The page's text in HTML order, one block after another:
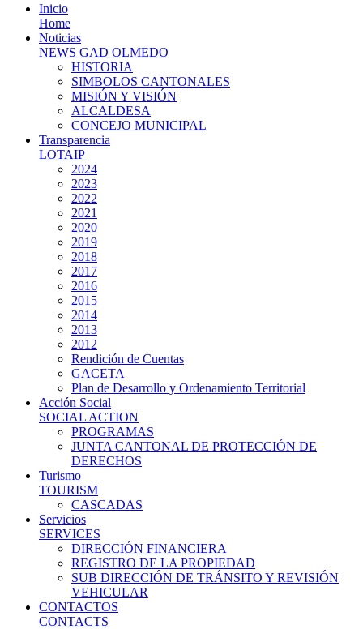
Inicio
Home
Noticias
NEWS GAD OLMEDO
HISTORIA
SIMBOLOS CANTONALES
MISIÓN Y VISIÓN
ALCALDESA
CONCEJO MUNICIPAL
Transparencia
LOTAIP
2024
2023
2022
2021
2020
2019
2018
2017
2016
2015
2014
2013
2012
Rendición de Cuentas
GACETA
Plan de Desarrollo y Ordenamiento Territorial
Acción Social
SOCIAL ACTION
PROGRAMAS
JUNTA CANTONAL DE PROTECCIÓN DE
DERECHOS
Turismo
TOURISM
CASCADAS
Servicios
SERVICES
DIRECCIÓN FINANCIERA
REGISTRO DE LA PROPIEDAD
SUB DIRECCIÓN DE TRÁNSITO Y REVISIÓN
VEHICULAR
CONTACTOS
CONTACTS